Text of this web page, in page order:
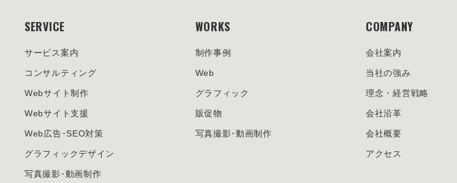
SERVICE
サービス案内
コンサルティング
Webサイト制作
Webサイト支援
Web広告･SEO対策
グラフィックデザイン
写真撮影･動画制作
WORKS
制作事例
Web
グラフィック
販促物
写真撮影･動画制作
COMPANY
会社案内
当社の強み
理念・経営戦略
会社沿革
会社概要
アクセス